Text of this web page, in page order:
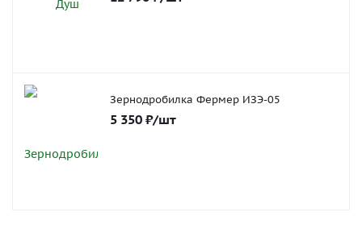
Зернодробилка Фермер ИЗЭ-05
5 350 ₽/шт